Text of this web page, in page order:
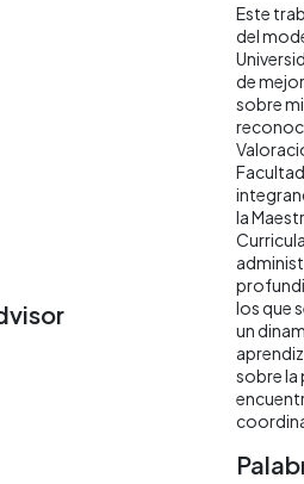
Este
del
de
sobre
Facultad
la
los que
un
sobre la